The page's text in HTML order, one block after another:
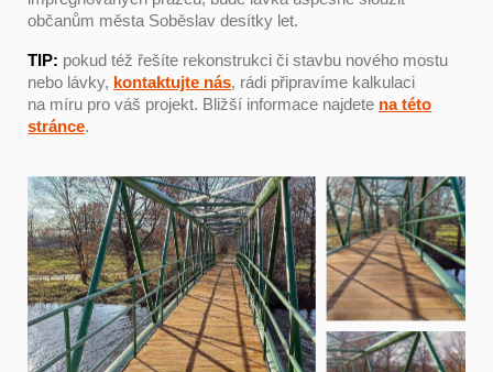
občanům města Soběslav desítky let.
TIP: pokud též řešíte rekonstrukci či stavbu nového mostu
nebo lávky, kontaktujte nás, rádi připravíme kalkulaci
na míru pro váš projekt. Bližší informace najdete na této
stránce.